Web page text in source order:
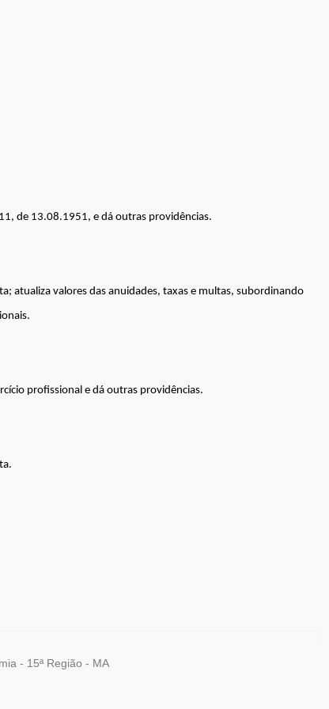
de 13.08.1951, e dá outras providências.
atualiza valores das anuidades, taxas e multas, subordinando
profissional e dá outras providências.
- 15ª Região - MA